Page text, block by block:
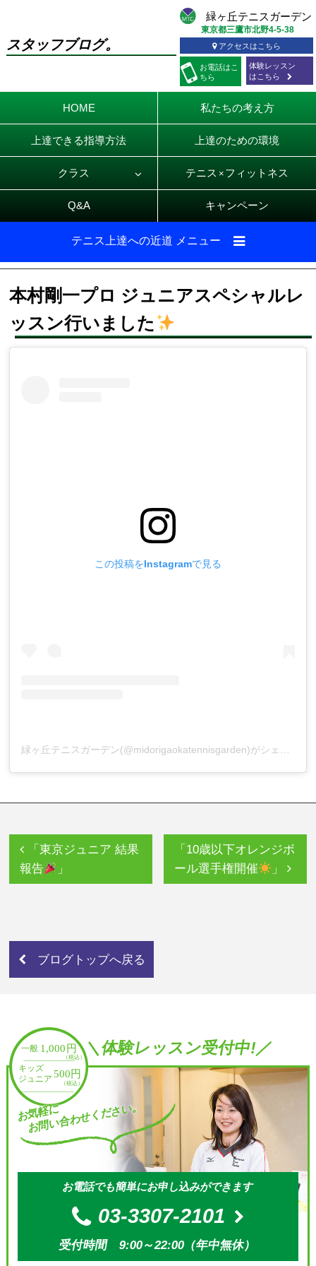
スタッフブログ。
お電話はこ
ちら
東京都三鷹市北野4-5-38
アクセスはこちら
体験レッスン
はこちら
HOME 私たちの考え方
上達できる指導方法 上達のための環境
クラス テニス × フィットネス
Q&A キャンペーン
テニス上達への近道 メニュー
本村剛一プロ ジュニアスペシャルレ
ッスン行いました
この投稿をInstagramで見る
緑ヶ丘テニスガーデン(@midorigaokatennisgarden)がシェアした投稿
「10歳以下オレンジボ
ール選手権開催
」
「東京ジュニア 結果
報告
」
ブログトップへ戻る
＼体験レッスン受付中!／
お気軽に
お問い合わせください。
お電話でも簡単にお申し込みができます
03-3307-2101
受付時間 9:00～22:00（年中無休）